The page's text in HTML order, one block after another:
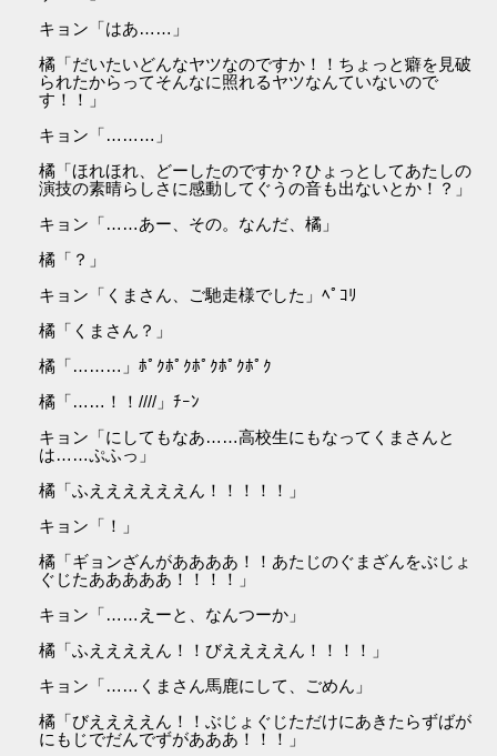
キョン「はあ……」
橘「だいたいどんなヤツなのですか！！ちょっと癖を見破
られたからってそんなに照れるヤツなんていないので
す！！」
キョン「………」
橘「ほれほれ、どーしたのですか？ひょっとしてあたしの
演技の素晴らしさに感動してぐうの音も出ないとか！？」
キョン「……あー、その。なんだ、橘」
橘「？」
キョン「くまさん、ご馳走様でした」ﾍﾟｺﾘ
橘「くまさん？」
橘「………」ﾎﾟｸﾎﾟｸﾎﾟｸﾎﾟｸﾎﾟｸ
橘「……！！////」ﾁｰﾝ
キョン「にしてもなあ……高校生にもなってくまさんと
は……ぷふっ」
橘「ふええええええん！！！！！」
キョン「！」
橘「ギョンざんがああああ！！あたじのぐまざんをぶじょ
ぐじたあああああ！！！！」
キョン「……えーと、なんつーか」
橘「ふええええん！！びええええん！！！！」
キョン「……くまさん馬鹿にして、ごめん」
橘「びええええん！！ぶじょぐじただけにあきたらずばが
にもじでだんでずがあああ！！！」